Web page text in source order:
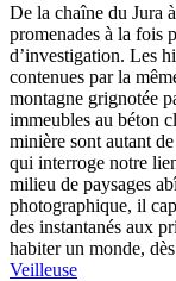
De la chaîne du Jura
promenades à la fois
d’investigation. Les
contenues par la
montagne grignotée
immeubles au béton
minière sont autant
qui interroge notre
milieu de paysages
photographique, il
des instantanés aux
habiter un monde,
Veilleuse